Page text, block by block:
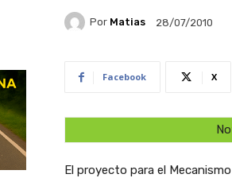
Por Matias 28/07/2010
Facebook X
El proyecto para el